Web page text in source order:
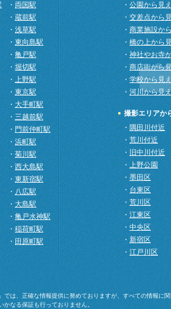
・ 両国駅
・ 蔵前駅
・ 浅草駅
・ 東向島駅
・ 亀戸駅
・ 堀切駅
・ 上野駅
・ 東京駅
・ 大手町駅
・ 三越前駅
・ 門前仲町駅
・ 浜町駅
・ 菊川駅
・ 西大島駅
・ 東新宿駅
・ 八広駅
・ 大島駅
・ 亀戸水神駅
・ 稲荷町駅
・ 田原町駅
・ 公園から見
・ 交差点から
・ 商業施設か
・ 橋の上から
・ 神社やお寺
・ 商店街から
・ 学校から見
・ 河川から見
撮影エリアか
・ 隅田川付近
・ 荒川付近
・
旧中川付近
・ 上野公園
・ 墨田区
・ 台東区
・ 荒川区
・ 江東区
・ 中央区
・ 新宿区
・ 江戸川区
では、正確な情報提供に努めておりますが、すべての情報に関
かなる保証も行っておりません。